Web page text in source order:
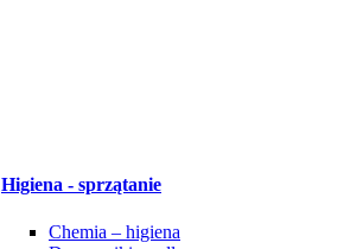
Higiena - sprzątanie
Chemia – higiena